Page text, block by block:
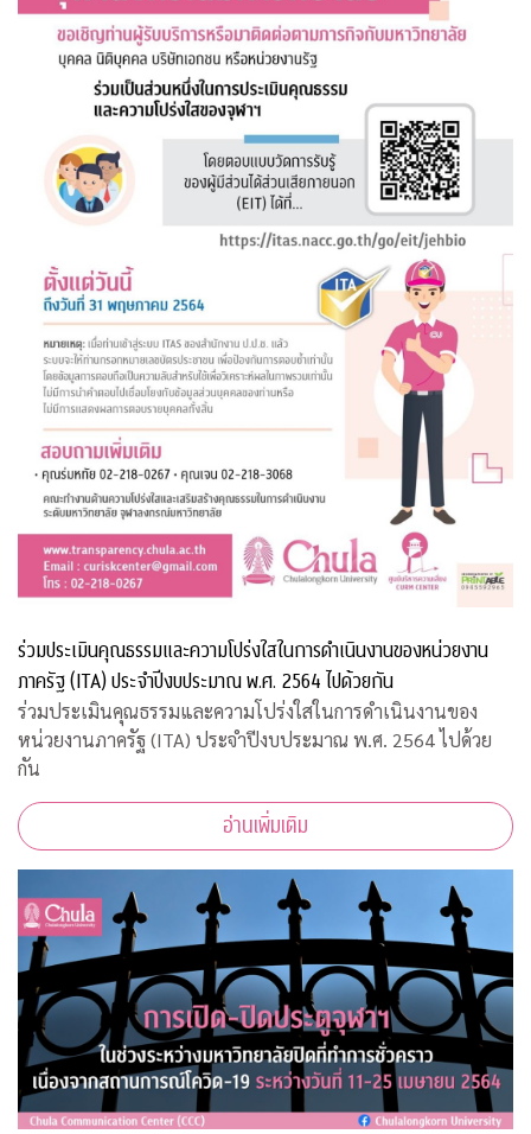
ร่วมประเมินคุณธรรมและความโปร่งใสในการดำเนินงานของหน่วยงาน
ภาครัฐ (ITA) ประจำปีงบประมาณ พ.ศ. 2564 ไปด้วยกัน
ร่วมประเมินคุณธรรมและความโปร่งใสในการดำเนินงานของ
หน่วยงานภาครัฐ (ITA) ประจำปีงบประมาณ พ.ศ. 2564 ไปด้วย
กัน
อ่านเพิ่มเติม